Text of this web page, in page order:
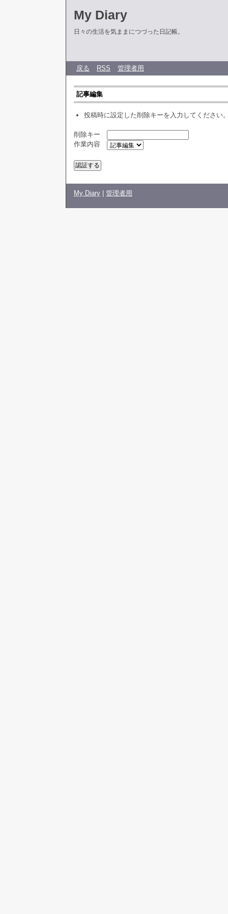
My Diary
日々の生活を気ままにつづった日記帳。
戻る RSS 管理者用
記事編集
投稿時に設定した削除キーを入力してください
削除キー
作業内容
My Diary 管理者用